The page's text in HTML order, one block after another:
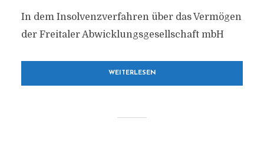
In dem Insolvenzverfahren über das Vermögen
der Freitaler Abwicklungsgesellschaft mbH
WEITERLESEN